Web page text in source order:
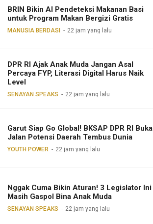
BRIN Bikin AI Pendeteksi Makanan Basi
untuk Program Makan Bergizi Gratis
MANUSIA BERDASI 22 jam yang lalu
DPR RI Ajak Anak Muda Jangan Asal
Percaya FYP, Literasi Digital Harus Naik
Level
SENAYAN SPEAKS 22 jam yang lalu
Garut Siap Go Global! BKSAP DPR RI Buka
Jalan Potensi Daerah Tembus Dunia
YOUTH POWER 22 jam yang lalu
Nggak Cuma Bikin Aturan! 3 Legislator Ini
Masih Gaspol Bina Anak Muda
SENAYAN SPEAKS 22 jam yang lalu